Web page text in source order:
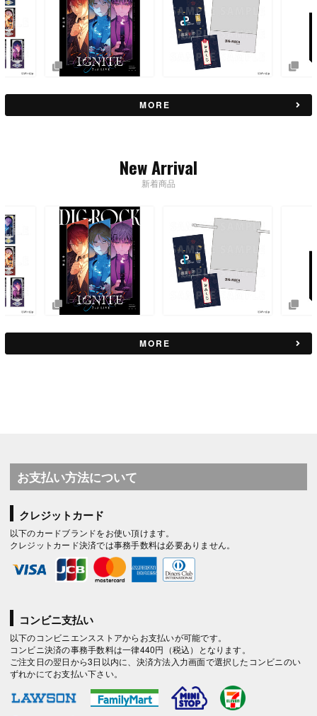
MORE
New Arrival
新着商品
MORE
お支払い方法について
クレジットカード
以下のカードブランドをお使い頂けます。
クレジットカード決済では事務手数料は必要ありません。
コンビニ支払い
以下のコンビニエンスストアからお支払いが可能です。
コンビニ決済の事務手数料は一律440円（税込）となります。
ご注文日の翌日から3日以内に、決済方法入力画面で選択したコンビニのい
ずれかにてお支払い下さい。